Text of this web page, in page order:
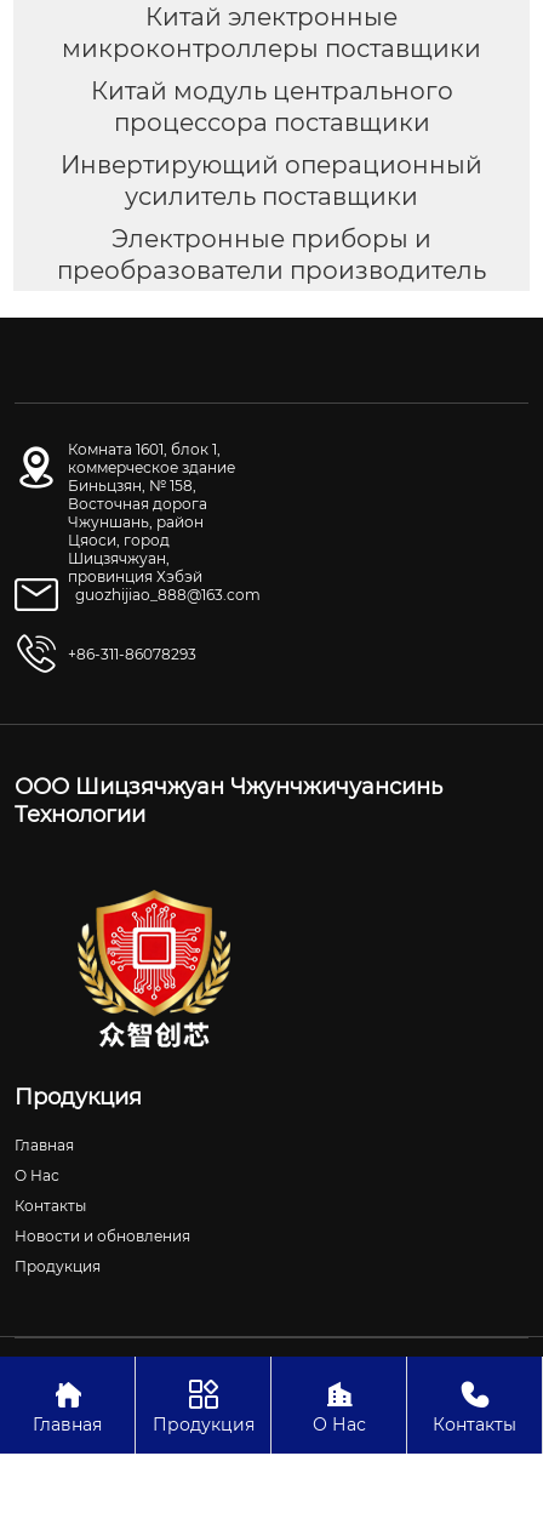
Китай электронные
микроконтроллеры поставщики
Китай модуль центрального
процессора поставщики
Инвертирующий операционный
усилитель поставщики
Электронные приборы и
преобразователи производитель
Комната 1601, блок 1,
коммерческое здание
Биньцзян, № 158,
Восточная дорога
Чжуншань, район
Цяоси, город
Шицзячжуан,
провинция Хэбэй
guozhijiao_888@163.com
+86-311-86078293
ООО Шицзячжуан Чжунчжичуансинь
Технологии
Продукция
Главная
О Нас
Контакты
Новости и обновления
Продукция
Технологии

Главная

Продукция

О Нас

Контакты